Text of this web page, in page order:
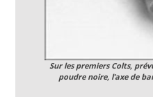
Sur les premiers Colts,
poudre noire, l’axe de